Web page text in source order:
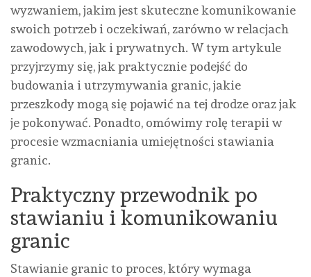
wyzwaniem, jakim jest skuteczne komunikowanie
swoich potrzeb i oczekiwań, zarówno w relacjach
zawodowych, jak i prywatnych. W tym artykule
przyjrzymy się, jak praktycznie podejść do
budowania i utrzymywania granic, jakie
przeszkody mogą się pojawić na tej drodze oraz jak
je pokonywać. Ponadto, omówimy rolę terapii w
procesie wzmacniania umiejętności stawiania
granic.
Praktyczny przewodnik po
stawianiu i komunikowaniu
granic
Stawianie granic to proces, który wymaga